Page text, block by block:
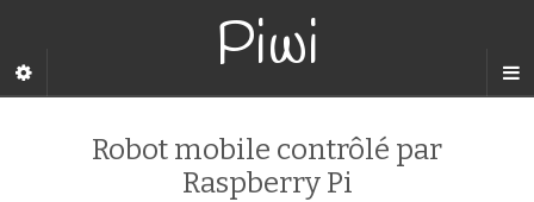
Piwi
Robot mobile contrôlé par
Raspberry Pi